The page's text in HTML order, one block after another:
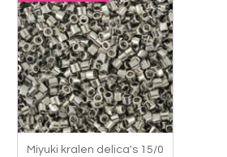
Miyuki kralen delica's 15/0